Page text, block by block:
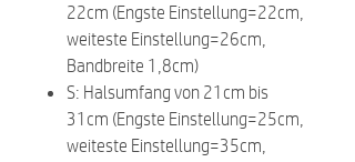
22cm (Engste Einstellung=22cm,
weiteste Einstellung=26cm,
Bandbreite 1,8cm)
S: Halsumfang von 21cm bis
31cm (Engste Einstellung=25cm,
weiteste Einstellung=35cm,